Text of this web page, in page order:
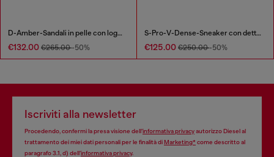
D-Amber-Sandali in pelle con logo metallico
€132.00 €265.00-50%
S-Pro-V-Dense-Sneaker con dettagli metallici
€125.00 €250.00-50%
Iscriviti alla newsletter
Procedendo, confermi la presa visione dell’informativa privacyautorizzo Diesel al
trattamento dei miei dati personali per le finalità diMarketing*come descritto al
paragrafo 3.1, d) dell’informativa privacy.